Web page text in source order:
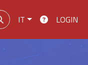
IT LOGIN